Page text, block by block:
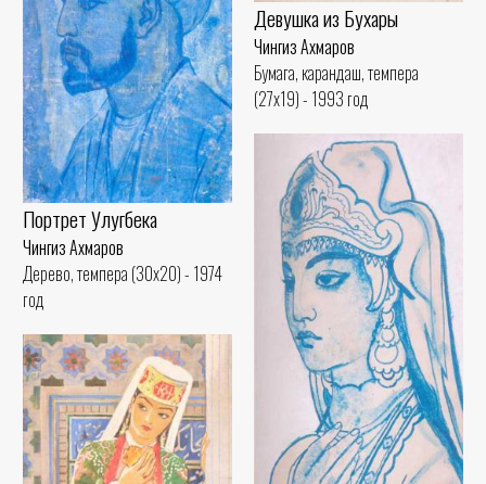
Девушка из Бухары
Чингиз Ахмаров
Бумага, карандаш, темпера
(27x19) - 1993 год
Портрет Улугбека
Чингиз Ахмаров
Дерево, темпера (30x20) - 1974
год